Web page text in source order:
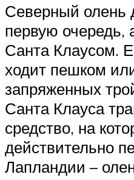
Северный олень
первую очередь,
Санта Клаусом.
ходит пешком
запряженных
Санта Клауса
средство, на
действительно
Лапландии –